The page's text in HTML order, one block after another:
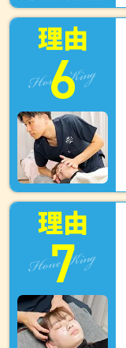
理由
6
Hone King
理由
7
Hone King